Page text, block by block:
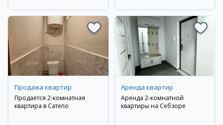
Продажа квартир
Продается 2-комнатная
квартира в Сатепо
Аренда квартир
Аренда 2-комнатной
квартиры на Себзоре